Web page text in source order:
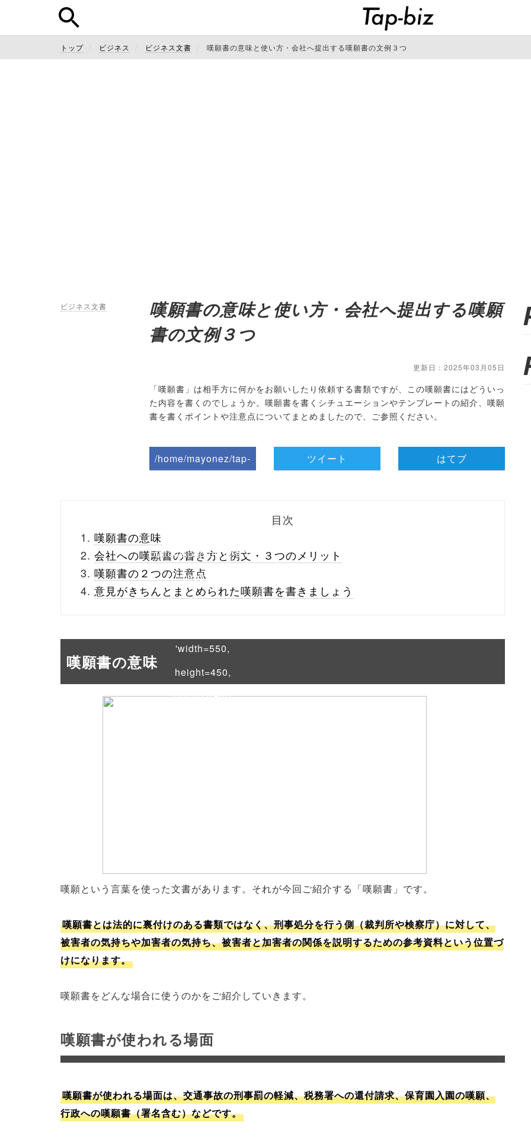
トップ ビジネス ビジネス文書 嘆願書の意味と使い方・会社へ提出する嘆願書の文例３つ
ビジネス文書
嘆願書の意味と使い方・会社へ提出する嘆願
書の文例３つ
更新日：2025年03月05日
「嘆願書」は相手方に何かをお願いしたり依頼する書類ですが、この嘆願書にはどういっ
た内容を書くのでしょうか。嘆願書を書くシチュエーションやテンプレートの紹介、嘆願
書を書くポイントや注意点についてまとめましたので、ご参照ください。
/home/mayonez/tap-
buttons.php on line10
/1003324"
onclick="window.open
'width=550,
height=450,
menubar=no,
ツイート はてブ
目次
嘆願書の意味
会社への嘆願書の書き方と例文・３つのメリット
嘆願書の２つの注意点
意見がきちんとまとめられた嘆願書を書きましょう
嘆願書の意味
嘆願という言葉を使った文書があります。それが今回ご紹介する「嘆願書」です。
嘆願書とは法的に裏付けのある書類ではなく、刑事処分を行う側（裁判所や検察庁）に対して、
被害者の気持ちや加害者の気持ち、被害者と加害者の関係を説明するための参考資料という位置づ
けになります。
嘆願書をどんな場合に使うのかをご紹介していきます。
嘆願書が使われる場面
嘆願書が使われる場面は、交通事故の刑事罰の軽減、税務署への還付請求、保育園入園の嘆願、
行政への嘆願書（署名含む）などです。